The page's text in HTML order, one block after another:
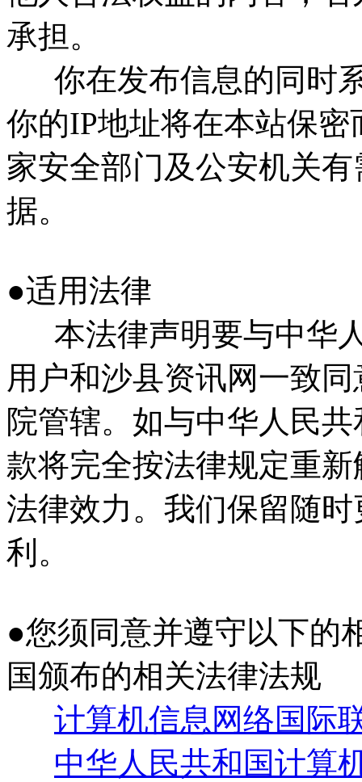
承担。
你在发布信息的同时
你的IP地址将在本站保
家安全部门及公安机关
据。
●适用法律
本法律声明要与中华
用户和沙县资讯网一致
院管辖。如与中华人民
款将完全按法律规定重
法律效力。我们保留随
利。
●您须同意并遵守以下的
国颁布的相关法律法规
计算机信息网络国际
中华人民共和国计算